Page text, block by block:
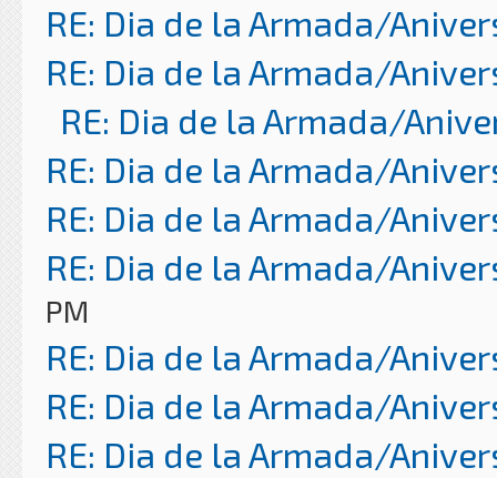
RE: Dia de la Armada/
RE: Dia de la Armada/
RE: Dia de la Armada/
RE: Dia de la Armada/
RE: Dia de la Armada/
RE: Dia de la Armada/
PM
RE: Dia de la Armada/
RE: Dia de la Armada/
RE: Dia de la Armada/